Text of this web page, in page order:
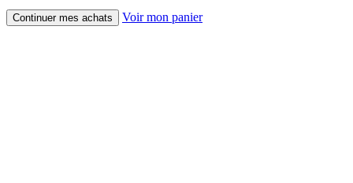
Continuer mes achats Voir mon panier